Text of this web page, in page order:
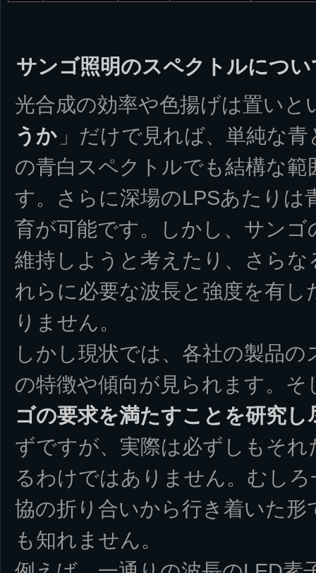
サンゴ照明のスペクトルについ
光合成の効率や色揚げは置いと
うか 」だけで見れば、単純な
の青白スペクトルでも結構な
す。さらに深場のLPSあたりは
育が可能です。しかし、サン
維持しようと考えたり、さら
れらに必要な波長と強度を有
りません。
しかし現状では、各社の製品
の特徴や傾向が見られます。
ゴの要求を満たすことを研究し
ずですが、実際は必ずしもそ
るわけではありません。むし
協の折り合いから行き着いた
も知れません。